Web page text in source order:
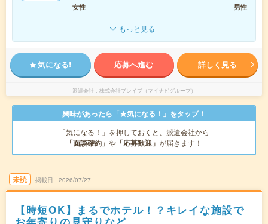
女性
男性
もっと見る
気になる! 応募へ進む 詳しく見る
派遣会社 株式会社ブレイブ（マイナビグループ）
興味があったら「★気になる！」をタップ！
「気になる！」を押しておくと、派遣会社から
「面談確約」 や 「応募歓迎」 が届きます！
未読 掲載日 2026/07/27
【時短OK】まるでホテル！？キレイな施設で